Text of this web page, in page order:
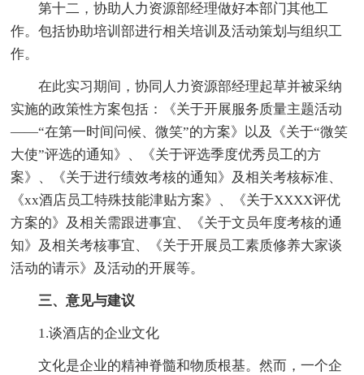
第十二，协助人力资源部经理做好本部门其他工
作。包括协助培训部进行相关培训及活动策划与组织工
作。
在此实习期间，协同人力资源部经理起草并被采纳
实施的政策性方案包括：《关于开展服务质量主题活动
——“在第一时间问候、微笑”的方案》以及《关于“微笑
大使”评选的通知》、《关于评选季度优秀员工的方
案》、《关于进行绩效考核的通知》及相关考核标准、
《xx酒店员工特殊技能津贴方案》、《关于XXXX评优
方案的》及相关需跟进事宜、《关于文员年度考核的通
知》及相关考核事宜、《关于开展员工素质修养大家谈
活动的请示》及活动的开展等。
三、意见与建议
1.谈酒店的企业文化
文化是企业的精神脊髓和物质根基。然而，一个企